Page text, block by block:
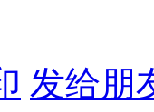
发给朋